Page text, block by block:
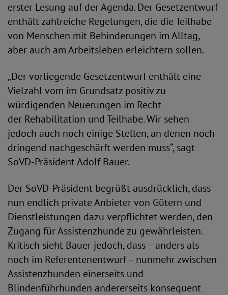
erster Lesung auf der Agenda. Der Gesetzentwurf
enthält zahlreiche Regelungen, die die Teilhabe
von Menschen mit Behinderungen im Alltag,
aber auch am Arbeitsleben erleichtern sollen.
„Der vorliegende Gesetzentwurf enthält eine
Vielzahl vom im Grundsatz positiv zu
würdigenden Neuerungen im Recht
der Rehabilitation und Teilhabe. Wir sehen
jedoch auch noch einige Stellen, an denen noch
dringend nachgeschärft werden muss“, sagt
SoVD-Präsident Adolf Bauer.
Der SoVD-Präsident begrüßt ausdrücklich, dass
nun endlich private Anbieter von Gütern und
Dienstleistungen dazu verpflichtet werden, den
Zugang für Assistenzhunde zu gewährleisten.
Kritisch sieht Bauer jedoch, dass – anders als
noch im Referentenentwurf – nunmehr zwischen
Assistenzhunden einerseits und
Blindenführhunden andererseits konsequent